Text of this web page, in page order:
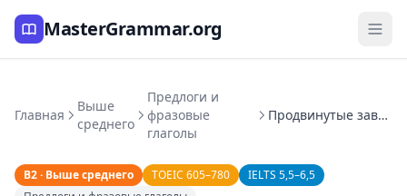
MasterGrammar.org
Главная
Выше
среднего
Предлоги и
фразовые
глаголы
Продвинутые зависимые предлоги
B2 · Выше среднего TOEIC 605–780
IELTS 5,5–6,5